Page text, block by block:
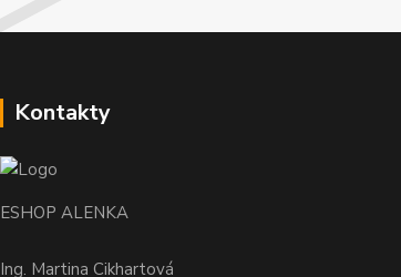
Kontakty
ESHOP ALENKA
Ing. Martina Cikhartová